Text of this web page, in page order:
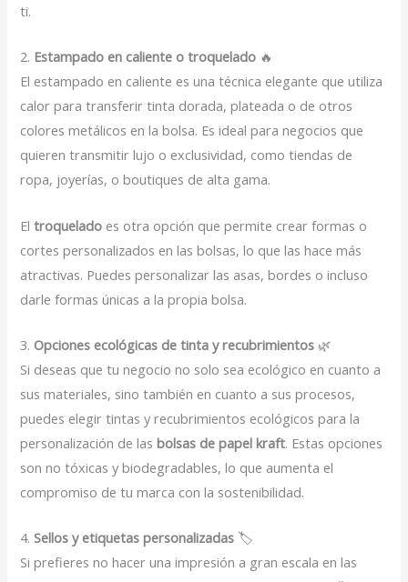
ti.
2. Estampado en caliente o troquelado 🔥
El estampado en caliente es una técnica elegante que utiliza
calor para transferir tinta dorada, plateada o de otros
colores metálicos en la bolsa. Es ideal para negocios que
quieren transmitir lujo o exclusividad, como tiendas de
ropa, joyerías, o boutiques de alta gama.
Eltroquelado es otra opción que permite crear formas o
cortes personalizados en las bolsas, lo que las hace más
atractivas. Puedes personalizar las asas, bordes o incluso
darle formas únicas a la propia bolsa.
3. Opciones ecológicas de tinta y recubrimientos 🌿
Si deseas que tu negocio no solo sea ecológico en cuanto a
sus materiales, sino también en cuanto a sus procesos,
puedes elegir tintas y recubrimientos ecológicos para la
personalización de lasbolsas de papel kraft. Estas opciones
son no tóxicas y biodegradables, lo que aumenta el
compromiso de tu marca con la sostenibilidad.
4.Sellos y etiquetas personalizadas 🏷️
Si prefieres no hacer una impresión a gran escala en las